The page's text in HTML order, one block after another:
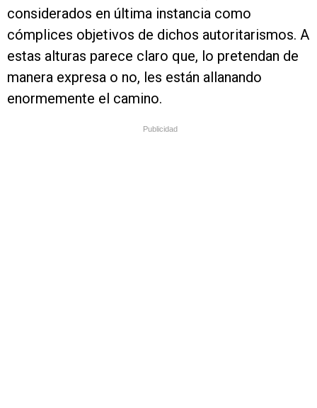
considerados en última instancia como
cómplices objetivos de dichos autoritarismos. A
estas alturas parece claro que, lo pretendan de
manera expresa o no, les están allanando
enormemente el camino.
Publicidad